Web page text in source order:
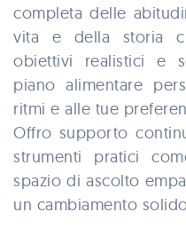
completa delle
vita e della storia
obiettivi realistici e
piano alimentare
ritmi e alle tue
Offro supporto
strumenti pratici
spazio di ascolto
un cambiamento